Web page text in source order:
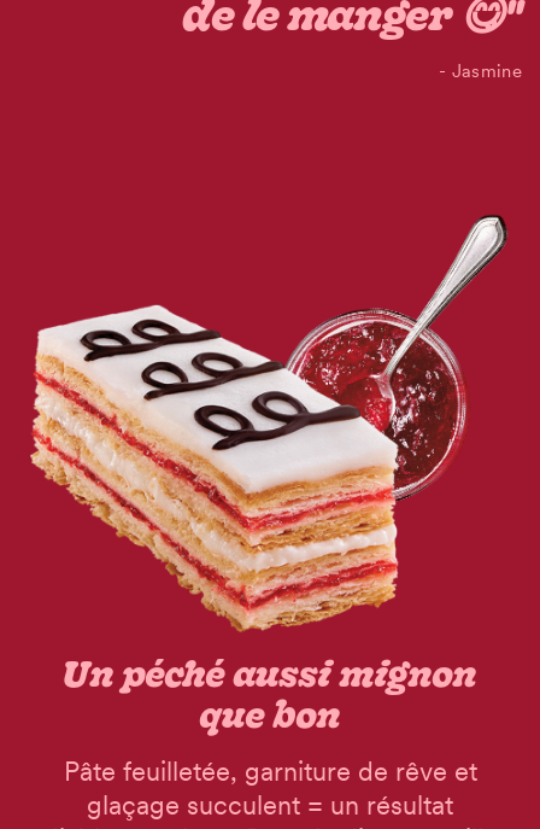
de le manger 😋"
- Jasmine
Un péché aussi mignon
que bon
Pâte feuilletée, garniture de rêve et
glaçage succulent = un résultat